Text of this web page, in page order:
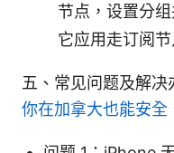
节点，设置分
它应用走订阅
五、常见问题及解决
你在加拿大也能安全